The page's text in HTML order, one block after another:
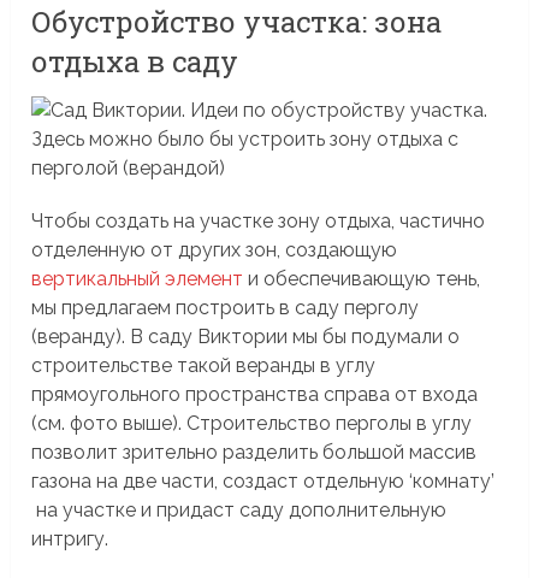
Обустройство участка: зона
отдыха в саду
Чтобы создать на участке зону отдыха, частично
отделенную от других зон, создающую
вертикальный элемент и обеспечивающую тень,
мы предлагаем построить в саду перголу
(веранду). В саду Виктории мы бы подумали о
строительстве такой веранды в углу
прямоугольного пространства справа от входа
(см. фото выше). Строительство перголы в углу
позволит зрительно разделить большой массив
газона на две части, создаст отдельную ‘комнату’
на участке и придаст саду дополнительную
интригу.